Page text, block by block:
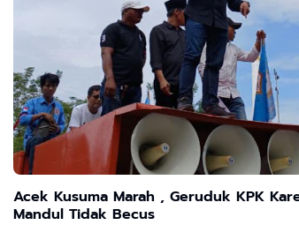
Acek Kusuma Marah , Geruduk KPK Karena Dinilai
Mandul Tidak Becus